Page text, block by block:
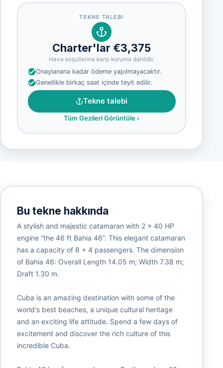
TEKNE TALEBI
Charter'lar €3,375
Hava koşullarına karşı koruma dahildir.
Onaylanana kadar ödeme yapılmayacaktır.
Genellikle birkaç saat içinde teyit edilir.
Tekne talebi
Tüm Gezileri Görüntüle ›
Bu tekne hakkında
A stylish and majestic catamaran with 2 x 40 HP
engine “the 46 ft Bahia 46”. This elegant catamaran
has a capacity of 8 + 4 passengers. The dimension
of Bahia 46: Overall Length 14.05 m; Width 7.38 m;
Draft 1.30 m.
Cuba is an amazing destination with some of the
world's best beaches, a unique cultural heritage
and an exciting life attitude. Spend a few days of
excitement and discover the rich culture of this
incredible Cuba.